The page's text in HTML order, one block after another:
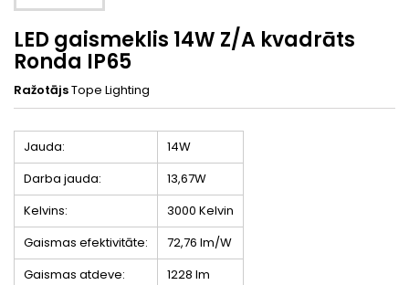
LED gaismeklis 14W Z/A kvadrāts
Ronda IP65
RažotājsTope Lighting
Jauda:
14W
Darba jauda:
13,67W
Kelvins:
3000 Kelvin
Gaismas efektivitāte:
72,76 lm/W
Gaismas atdeve:
1228 lm